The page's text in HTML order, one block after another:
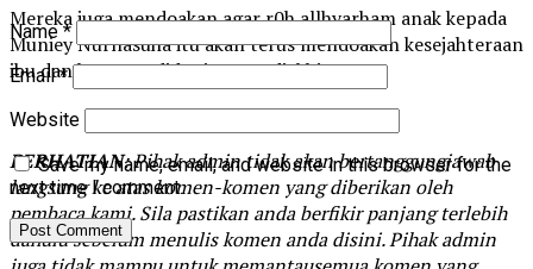
Mereka juga mendoakan agar r0h allhyarham anak kepada
Muniey Nurnasuha itu akan terus mendoakan kesejahteraan
ibu dan bapanya didunia serta diakhirat.
PERHATIAN: Pihak admin tidak akan bertanggungjawab
langsung ke atas komen-komen yang diberikan oleh
pembaca kami. Sila pastikan anda berfikir panjang terlebih
dahulu sebelum menulis komen anda disini. Pihak admin
Name*
Email*
Website
Save my name, email, and website in this browser for the
next time I comment.